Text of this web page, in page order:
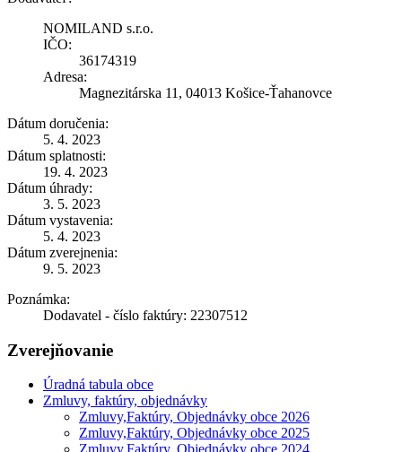
NOMILAND s.r.o.
IČO:
36174319
Adresa:
Magnezitárska 11, 04013 Košice-Ťahanovce
Dátum doručenia:
5. 4. 2023
Dátum splatnosti:
19. 4. 2023
Dátum úhrady:
3. 5. 2023
Dátum vystavenia:
5. 4. 2023
Dátum zverejnenia:
9. 5. 2023
Poznámka:
Dodavatel - číslo faktúry: 22307512
Zverejňovanie
Úradná tabula obce
Zmluvy, faktúry, objednávky
Zmluvy,Faktúry, Objednávky obce 2026
Zmluvy,Faktúry, Objednávky obce 2025